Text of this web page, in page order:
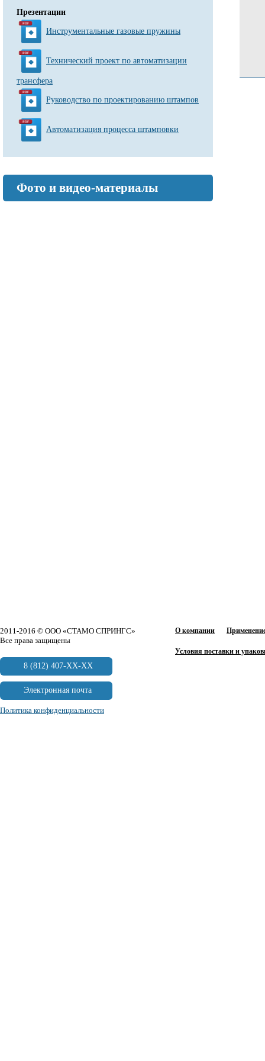
Презентации
Инструментальные газовые пружины
Технический проект по автоматизации
трансфера
Руководство по проектированию штампов
Автоматизация процесса штамповки
Фото и видео-материалы
О компании
Условия поставки и
2011-2016 © ООО «СТАМО СПРИНГС»
Все права защищены
8 (812) 407-XX-XX
Электронная почта
Политика конфиденциальности